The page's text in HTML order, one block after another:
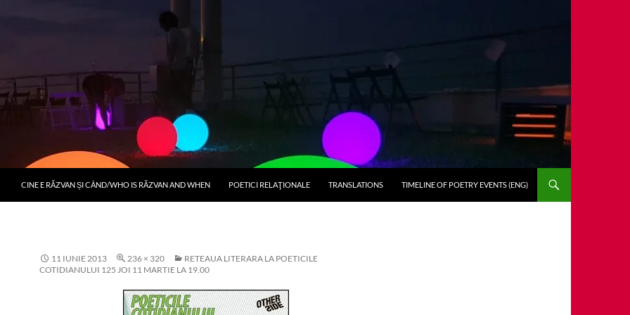
CINE E RĂZVAN ȘI CÂND/WHO IS RĂZVAN AND WHEN POETICI RELAŢIONALE TRANSLATIONS TIMELINE OF POETRY EVENTS (ENG)
11 IUNIE 2013 236 × 320
RETEAUA LITERARA LA POETICILE
COTIDIANULUI 125 JOI 11 MARTIE LA 19.00